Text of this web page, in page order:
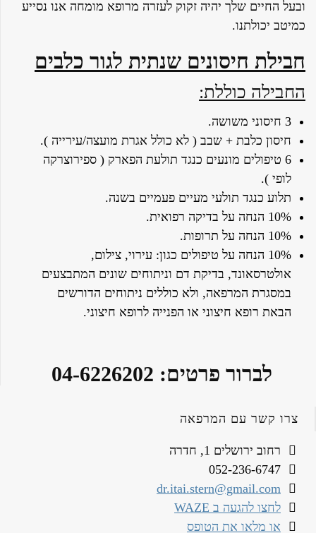
ובעל החיים שלך יהיה זקוק לעזרה מרופא מומחה אנו נסייע
כמיטב יכולתנו.
חבילת חיסונים שנתית לגור כלבים
החבילה כוללת:
3 חיסוני משושה.
חיסון כלבת + שבב ( לא כולל אגרת מועצה/עירייה ).
6 טיפולים מונעים כנגד תולעת הפארק ( ספירוצרקה
לופי ).
תלוע כנגד תולעי מעיים פעמיים בשנה.
10% הנחה על בדיקה רפואית.
10% הנחה על תרופות.
10% הנחה על טיפולים כגון: עירוי, צילום,
אולטרסאונד, בדיקת דם וניתוחים שונים המתבצעים
במסגרת המרפאה, ולא כוללים ניתוחים הדורשים
הבאת רופא חיצוני או הפנייה לרופא חיצוני.
לברור פרטים: 04-6226202
צרו קשר עם המרפאה
רחוב ירושלים 1, חדרה
052-236-6747
dr.itai.stern@gmail.com
לחצו להגעה ב WAZE
או מלאו את הטופס